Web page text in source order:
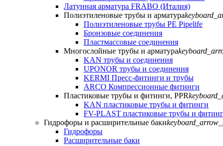
Латунная арматура FRABO (Италия)
Полиэтиленовые трубы и арматура
Полиэтиленовые трубы PE Pipelife
Бронзовые соединения
Пластмассовые соединения
Многослойные трубы и арматура
KAN трубы и соединения
UPONOR трубы и соединения
KERMI Пресс-фитинги и трубы
ARCO Компрессионные фитинги
Пластиковые трубы и фитинги, PPR
KAN пластиковые трубы и фитинги
FV-PLAST пластиковые трубы и
Гидрофоры и расширительные баки
Гидрофоры
Расширительные баки